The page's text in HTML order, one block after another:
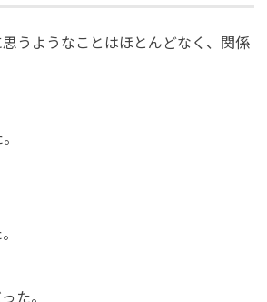
うようなことはほとんどなく、関係
た。